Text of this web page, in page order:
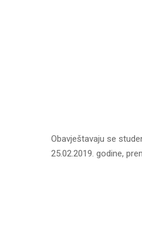
Obavještavaju se
25.02.2019. godine,